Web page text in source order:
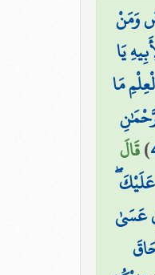
وَمَنْ
يَا
مَا
)قَالَ
عَسَىٰ